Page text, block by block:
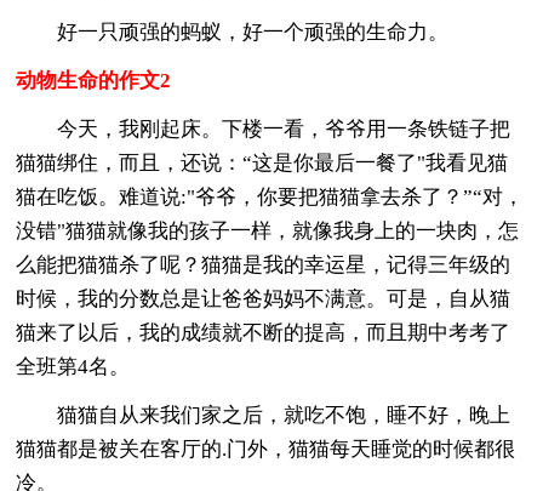
好一只顽强的蚂蚁，好一个顽强的生命力。
动物生命的作文2
今天，我刚起床。下楼一看，爷爷用一条铁链子把
猫猫绑住，而且，还说：“这是你最后一餐了"我看见猫
猫在吃饭。难道说:"爷爷，你要把猫猫拿去杀了？”“对，
没错"猫猫就像我的孩子一样，就像我身上的一块肉，怎
么能把猫猫杀了呢？猫猫是我的幸运星，记得三年级的
时候，我的分数总是让爸爸妈妈不满意。可是，自从猫
猫来了以后，我的成绩就不断的提高，而且期中考考了
全班第4名。
猫猫自从来我们家之后，就吃不饱，睡不好，晚上
猫猫都是被关在客厅的.门外，猫猫每天睡觉的时候都很
冷。